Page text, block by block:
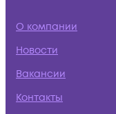
О компании
Новости
Вакансии
Контакты